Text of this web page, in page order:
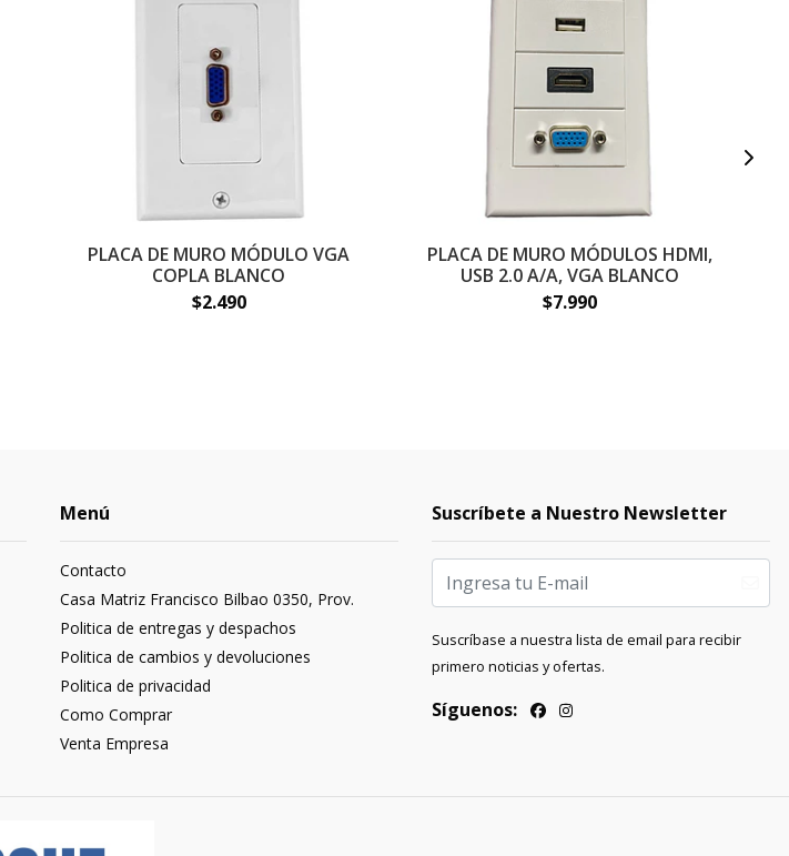
PLACA DE MURO MÓDULO VGA
COPLA BLANCO
$2.490
PLACA DE MURO MÓDULOS HDMI,
USB 2.0 A/A, VGA BLANCO
$7.990
Menú
Contacto
Casa Matriz Francisco Bilbao 0350, Prov.
Politica de entregas y despachos
Politica de cambios y devoluciones
Politica de privacidad
Como Comprar
Venta Empresa
Suscríbete a Nuestro Newsletter
Suscríbase a nuestra lista de email para recibir
primero noticias y ofertas.
Síguenos: